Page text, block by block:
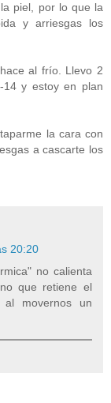
piel, por lo que la
y arriesgas los
al frío. Llevo 2
14 y estoy en plan
la cara con
a cascarte los
20:20
no calienta
que retiene el
al movernos un